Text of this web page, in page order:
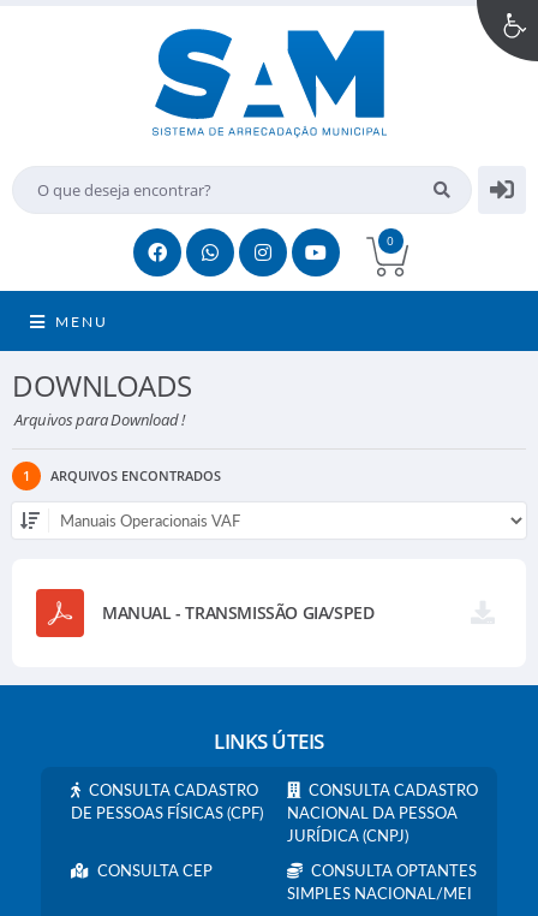
0
MENU
DOWNLOADS
Arquivos para Download !
1 ARQUIVOS ENCONTRADOS
MANUAL - TRANSMISSÃO GIA/SPED
LINKS ÚTEIS
CONSULTA CADASTRO
DE PESSOAS FÍSICAS (CPF)
CONSULTA CADASTRO
NACIONAL DA PESSOA
JURÍDICA (CNPJ)
CONSULTA CEP
CONSULTA OPTANTES
SIMPLES NACIONAL/MEI